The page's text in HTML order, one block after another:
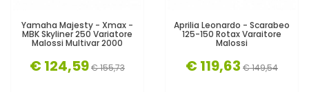
Yamaha Majesty - Xmax -
MBK Skyliner 250 Variatore
Malossi Multivar 2000
€ 124,59€ 155,73
Aprilia Leonardo - Scarabeo
125-150 Rotax Varaitore
Malossi
€ 119,63 € 149,54